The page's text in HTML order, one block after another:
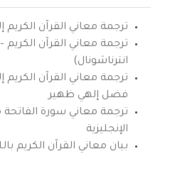
ترجمة معاني القرآن الكريم
ترجمة معاني القرآن الكريم
انترناشونال)
ترجمة معاني القرآن الكريم
فضل إلهي ظهير
ترجمة معاني سورة الفاتحة
الإنجليزية
بيان معاني القرآن الكريم